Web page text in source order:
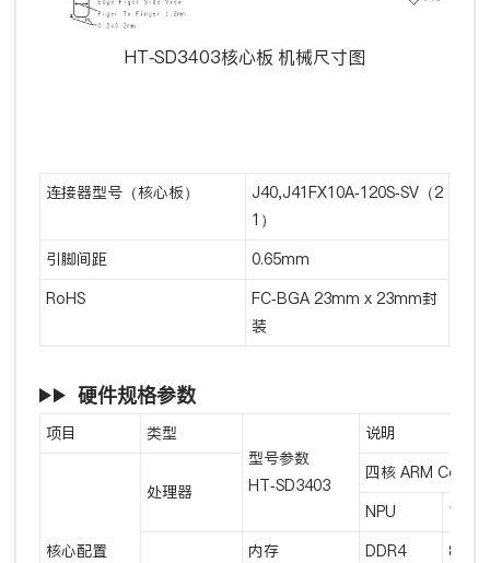
HT-SD3403核心板 机械尺寸图
连接器型号（核心板）
J40,J41FX10A-120S-SV（2
1）
引脚间距 0.65mm
RoHS
FC-BGA 23mm x 23mm封
装
硬件规格参数
项目
类型
型号参数
HT-SD3403
说明
核心配置
处理器
四核 ARM
NPU
内存 DDR4 8GB